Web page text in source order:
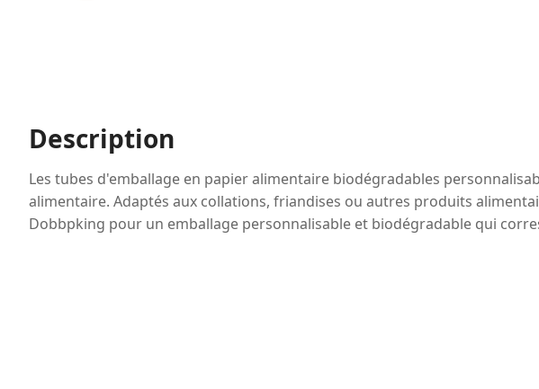
Description
Les tubes d'emballage en papier alimentaire biodégradables
alimentaire. Adaptés aux collations, friandises ou autres produits
Dobbpking pour un emballage personnalisable et biodégradable qui